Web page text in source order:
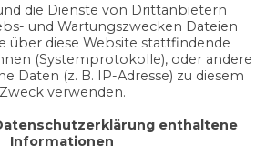
die Dienste von Drittanbietern
und Wartungszwecken Dateien
über diese Website stattfindende
(Systemprotokolle), oder andere
Daten (z. B. IP-Adresse) zu diesem
Zweck verwenden.
enthaltene
Informationen